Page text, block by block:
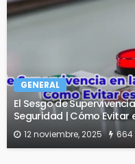
GENERAL
El Sesgo de
Seguridad | Cómo
12 noviembre, 2025 664